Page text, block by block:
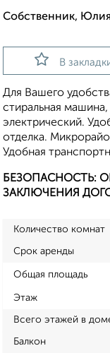
Собственник,
В
Для Вашего
стиральная
электрический.
отделка.
Удобная
БЕЗОПАСНОСТЬ:
ЗАКЛЮЧЕНИЯ
Количество комнат
Срок аренды
Общая площадь
Этаж
Всего этажей в
Балкон